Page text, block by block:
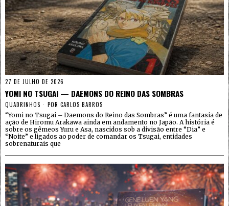
27 DE JULHO DE 2026
YOMI NO TSUGAI — DAEMONS DO REINO DAS SOMBRAS
QUADRINHOS POR CARLOS BARROS
“Yomi no Tsugai – Daemons do Reino das Sombras” é uma fantasia de
ação de Hiromu Arakawa ainda em andamento no Japão. A história é
sobre os gêmeos Yuru e Asa, nascidos sob a divisão entre “Dia” e
“Noite” e ligados ao poder de comandar os Tsugai, entidades
sobrenaturais que